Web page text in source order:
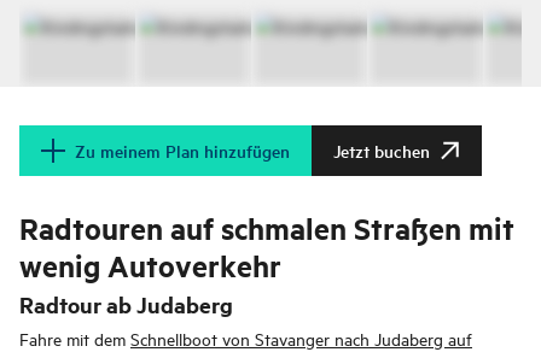
Zu meinem Plan hinzufügen Jetzt buchen
Radtouren auf schmalen Straßen mit
wenig Autoverkehr
Radtour ab Judaberg
Fahre mit dem Schnellboot von Stavanger nach Judaberg auf